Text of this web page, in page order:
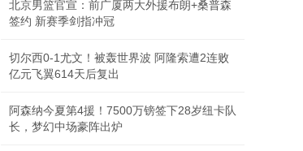
北京男篮官宣：前广厦两大外援布朗+桑普森
签约 新赛季剑指冲冠
切尔西0-1尤文！被轰世界波 阿隆索遭2连败
亿元飞翼614天后复出
阿森纳今夏第4援！7500万镑签下28岁纽卡队
长，梦幻中场豪阵出炉